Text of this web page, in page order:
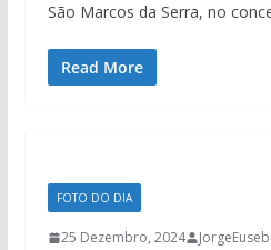
São Marcos da Serra, no
Read More
FOTO DO DIA
25 Dezembro, 2024